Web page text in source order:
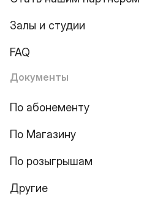
Залы и студии
FAQ
Документы
По абонементу
По Магазину
По розыгрышам
Другие